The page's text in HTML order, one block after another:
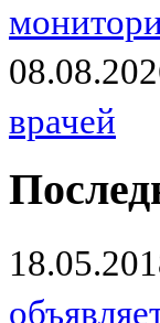
врачей